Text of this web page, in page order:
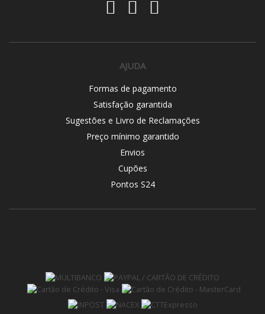
AJUDA
Formas de pagamento
Satisfação garantida
Sugestões e Livro de Reclamações
Preço mínimo garantido
Envios
Cupões
Pontos S24